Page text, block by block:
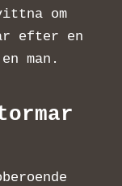
om
efter en
man.